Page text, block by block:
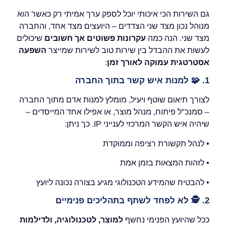
גם השירות הכי איכותי יוכל לספק ערך אמיתי רק כאשר הוא
מנוהל נכון מצד שני הצדדים – היועצים מצד אחד, והחברה
מצד שני. הנה כמה עקרונות פשוטים אך חשובים שיכולים
לעשות את ההבדל בין שירות טוב לשירות שמייצר השפעה
אסטרטגית עמוקה לאורך זמן:
1.
🧩 למנות איש קשר בתוך החברה
לצורך תיאום שוטף ויעיל, מומלץ למנות אדם מתוך החברה
– סמנכ"ל פיתוח, מנהל מוצר, או אפילו אחד המייסדים –
שיהיה איש הקשר המרכזי לענייני IP. כך ניתן:
• לנהל תקשורת רציפה וממוקדת
• לזהות המצאות בזמן אמת
• להבטיח שהמידע הטכנולוגי מגיע בצורה נכונה ליועץ
2.
🕵️ לא לפחד לשתף בתהליכים פנימיים
ככל שהיועץ הפנימי נחשף למוצר, לטכנולוגיה, ולדילמות